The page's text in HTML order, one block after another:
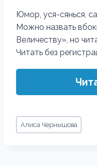
Юмор, уся-сянься,
Можно назвать
Величеству», но
Читать без
Метки
записи:
Алиса Чернышова